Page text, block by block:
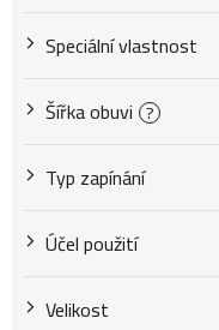
Speciální vlastnost
Šířka obuvi ?
Typ zapínání
Účel použití
Velikost